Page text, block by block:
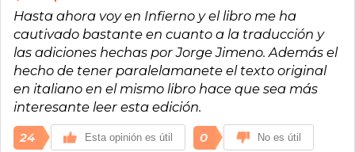
Hasta ahora voy en Infierno y el libro me ha
cautivado bastante en cuanto a la traducción y
las adiciones hechas por Jorge Jimeno. Además el
hecho de tener paralelamanete el texto original
en italiano en el mismo libro hace que sea más
interesante leer esta edición.
24 Esta opinión es útil 0 No es útil